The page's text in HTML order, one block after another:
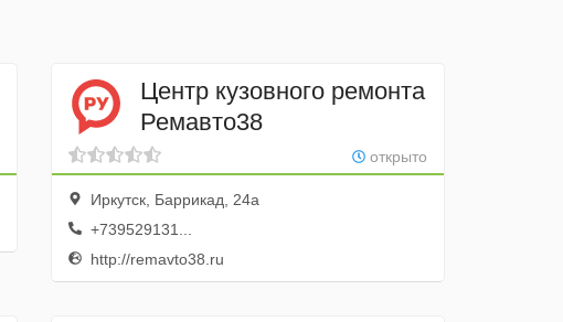
Центр кузовного ремонта
Ремавто38
открыто
Иркутск, Баррикад, 24а
+739529131...
http://remavto38.ru